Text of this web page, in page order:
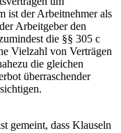
ist der Arbeitnehmer als
Arbeitgeber den
die §§ 305 c
Vielzahl von Verträgen
die gleichen
überraschender
gemeint, dass Klauseln